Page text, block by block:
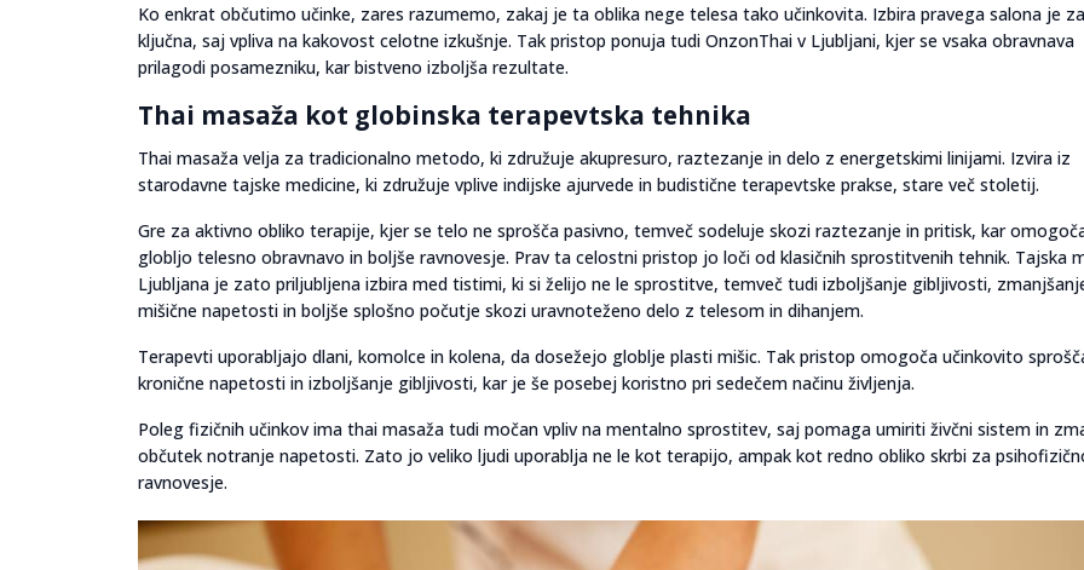
Ko enkrat občutimo učinke, zares razumemo, zakaj je ta oblika nege telesa tako učinkovita. Izbira pravega salona je
ključna, saj vpliva na kakovost celotne izkušnje. Tak pristop ponuja tudi OnzonThai v Ljubljani, kjer se vsaka obravnava
prilagodi posamezniku, kar bistveno izboljša rezultate.
Thai masaža kot globinska terapevtska tehnika
Thai masaža velja za tradicionalno metodo, ki združuje akupresuro, raztezanje in delo z energetskimi linijami. Izvira iz
starodavne tajske medicine, ki združuje vplive indijske ajurvede in budistične terapevtske prakse, stare več stoletij.
Gre za aktivno obliko terapije, kjer se telo ne sprošča pasivno, temveč sodeluje skozi raztezanje in pritisk, kar
globljo telesno obravnavo in boljše ravnovesje. Prav ta celostni pristop jo loči od klasičnih sprostitvenih tehnik. Tajska
Ljubljana je zato priljubljena izbira med tistimi, ki si želijo ne le sprostitve, temveč tudi izboljšanje gibljivosti,
mišične napetosti in boljše splošno počutje skozi uravnoteženo delo z telesom in dihanjem.
Terapevti uporabljajo dlani, komolce in kolena, da dosežejo globlje plasti mišic. Tak pristop omogoča učinkovito
kronične napetosti in izboljšanje gibljivosti, kar je še posebej koristno pri sedečem načinu življenja.
Poleg fizičnih učinkov ima thai masaža tudi močan vpliv na mentalno sprostitev, saj pomaga umiriti živčni sistem in
občutek notranje napetosti. Zato jo veliko ljudi uporablja ne le kot terapijo, ampak kot redno obliko skrbi za
ravnovesje.